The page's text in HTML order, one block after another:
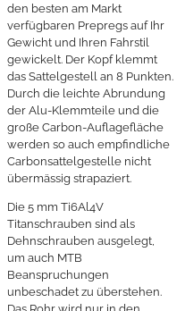
den besten am Markt
verfügbaren Prepregs auf Ihr
Gewicht und Ihren Fahrstil
gewickelt. Der Kopf klemmt
das Sattelgestell an 8 Punkten.
Durch die leichte Abrundung
der Alu-Klemmteile und die
große Carbon-Auflagefläche
werden so auch empfindliche
Carbonsattelgestelle nicht
übermässig strapaziert.
Die 5 mm Ti6Al4V
Titanschrauben sind als
Dehnschrauben ausgelegt,
um auch MTB
Beanspruchungen
unbeschadet zu überstehen.